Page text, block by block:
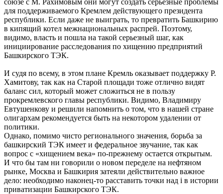
для поддерживаемого Кремлем действующего президента
республики. Если даже не выиграть, то превратить Башкирию
в кипящий котел межнациональных распрей. Поэтому,
видимо, власть и пошла на такой серьезный шаг, как
инициирование расследования по хищению предприятий
Башкирского ТЭК.
И судя по всему, в этом плане Кремль оказывает поддержку Р.
Хамитову, так как на Старой площади тоже отлично видят
баланс сил, который может сложиться не в пользу
прокремлевского главы республики. Видимо, Владимиру
Евтушенкову и решили напомнить о том, что в нашей стране
олигархам рекомендуется быть на некотором удалении от
политики.
Однако, помимо чисто регионального значения, борьба за
башкирский ТЭК имеет и федеральное звучание, так как
вопрос с «хищением века» по-прежнему остается открытым.
И что бы там ни говорили о новом переделе на нефтяном
рынке, Москва и Башкирия затеяли действительно важное
дело: необходимо наконец-то расставить точки над i в истории
приватизации Башкирского ТЭК.